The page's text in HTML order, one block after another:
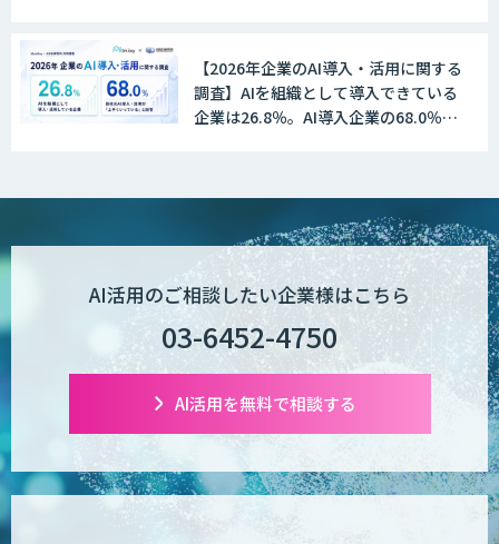
【2026年企業のAI導入・活用に関する
調査】AIを組織として導入できている
企業は26.8％。AI導入企業の68.0％
AI活用のご相談したい企業様はこちら
03-6452-4750
AI活用を無料で相談する